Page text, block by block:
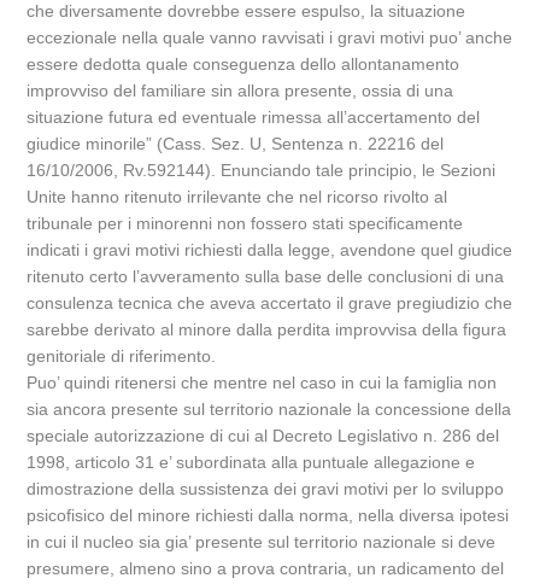
che diversamente dovrebbe essere espulso, la situazione
eccezionale nella quale vanno ravvisati i gravi motivi puo’ anche
essere dedotta quale conseguenza dello allontanamento
improvviso del familiare sin allora presente, ossia di una
situazione futura ed eventuale rimessa all’accertamento del
giudice minorile” (Cass. Sez. U, Sentenza n. 22216 del
16/10/2006, Rv.592144). Enunciando tale principio, le Sezioni
Unite hanno ritenuto irrilevante che nel ricorso rivolto al
tribunale per i minorenni non fossero stati specificamente
indicati i gravi motivi richiesti dalla legge, avendone quel giudice
ritenuto certo l’avveramento sulla base delle conclusioni di una
consulenza tecnica che aveva accertato il grave pregiudizio che
sarebbe derivato al minore dalla perdita improvvisa della figura
genitoriale di riferimento.
Puo’ quindi ritenersi che mentre nel caso in cui la famiglia non
sia ancora presente sul territorio nazionale la concessione della
speciale autorizzazione di cui al Decreto Legislativo n. 286 del
1998, articolo 31 e’ subordinata alla puntuale allegazione e
dimostrazione della sussistenza dei gravi motivi per lo sviluppo
psicofisico del minore richiesti dalla norma, nella diversa ipotesi
in cui il nucleo sia gia’ presente sul territorio nazionale si deve
presumere, almeno sino a prova contraria, un radicamento del